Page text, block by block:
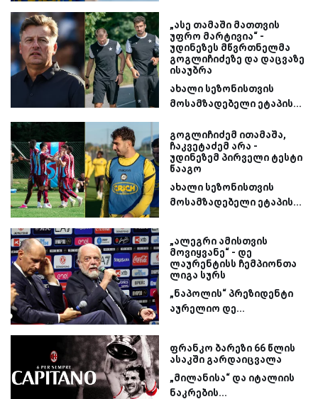
„ასე თამაში მათთვის
უფრო მარტივია“ -
უდინეზეს მწვრთნელმა
გოგლიჩიძეზე და დაცვაზე
ისაუბრა
ახალი სეზონისთვის
მოსამზადებელი ეტაპის...
გოგლიჩიძემ ითამაშა,
ჩაკვეტაძემ არა -
უდინეზემ პირველი ტესტი
წააგო
ახალი სეზონისთვის
მოსამზადებელი ეტაპის...
„ალეგრი ამისთვის
მოვიყვანე“ - დე
ლაურენტისს ჩემპიონთა
ლიგა სურს
„ნაპოლის“ პრეზიდენტი
აურელიო დე...
ფრანკო ბარეზი 66 წლის
ასაკში გარდაიცვალა
„მილანისა“ და იტალიის
ნაკრების...